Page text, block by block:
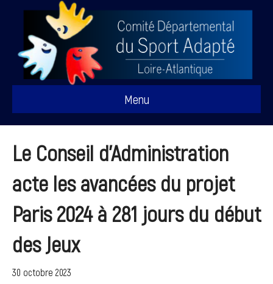
Menu
Le Conseil d’Administration
acte les avancées du projet
Paris 2024 à 281 jours du début
des Jeux
30 octobre 2023